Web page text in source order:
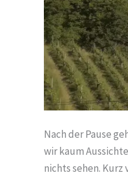
Nach der Pause
wir kaum
nichts sehen.